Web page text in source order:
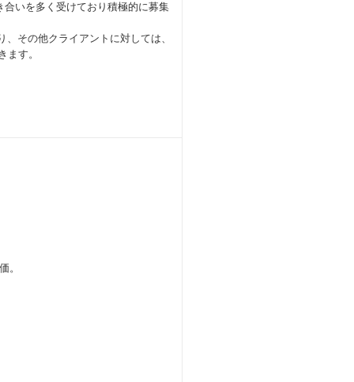
いを多く受けており積極的に募集
その他クライアントに対しては、
ます。
。